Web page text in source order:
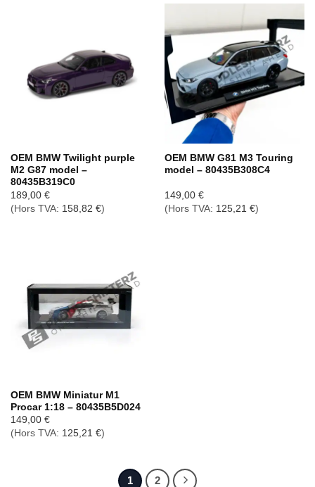
OEM BMW Twilight purple
M2 G87 model –
80435B319C0
189,00 €
(Hors TVA: 158,82 €)
OEM BMW G81 M3 Touring
model – 80435B308C4
149,00 €
(Hors TVA: 125,21 €)
OEM BMW Miniatur M1
Procar 1:18 – 80435B5D024
149,00 €
(Hors TVA: 125,21 €)
1 2